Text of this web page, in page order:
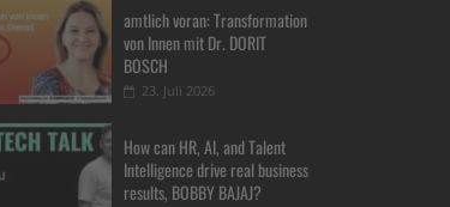
amtlich voran: Transformation
von Innen mit Dr. DORIT
BOSCH
23. Juli 2026
How can HR, AI, and Talent
Intelligence drive real business
results, BOBBY BAJAJ?